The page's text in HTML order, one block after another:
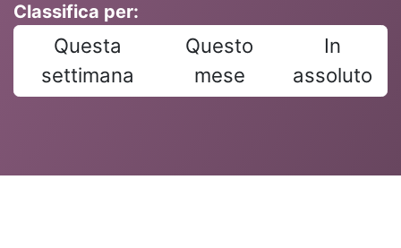
Classifica per:
Questa
settimana
Questo
mese
In
assoluto